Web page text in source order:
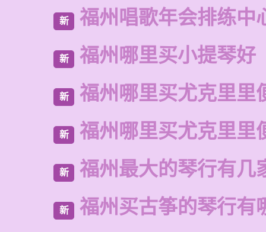
新 福州唱歌年会排练中
新 福州哪里买小提琴好
新 福州哪里买尤克里里
新 福州哪里买尤克里里
新 福州最大的琴行有几
新 福州买古筝的琴行有